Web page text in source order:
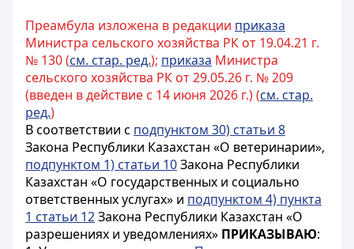
Преамбула изложена в редакции приказа
Министра сельского хозяйства РК от 19.04.21 г.
№ 130 (см. стар. ред.); приказа Министра
сельского хозяйства РК от 29.05.26 г. № 209
(введен в действие с 14 июня 2026 г.) (см. стар.
ред.)
В соответствии с подпунктом 30) статьи 8
Закона Республики Казахстан «О ветеринарии»,
подпунктом 1) статьи 10Закона Республики
Казахстан «О государственных и социально
ответственных услугах» и подпунктом 4) пункта
1 статьи 12Закона Республики Казахстан «О
разрешениях и уведомлениях» ПРИКАЗЫВАЮ: